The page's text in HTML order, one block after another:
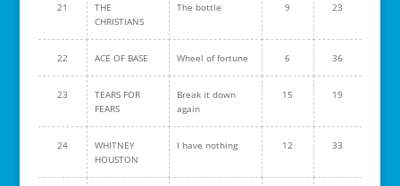
21
THE
CHRISTIANS
The bottle 9 23
22 ACE OF BASE Wheel of fortune 6 36
23
TEARS FOR
FEARS
Break it down
again
15 19
24
WHITNEY
HOUSTON
I have nothing 12 33